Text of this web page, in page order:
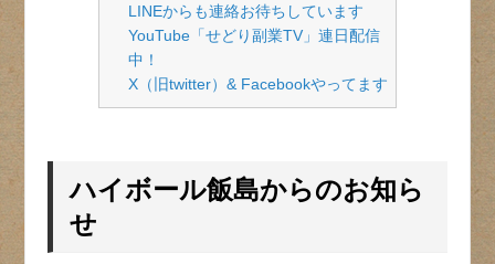
LINEからも連絡お待ちしています
YouTube「せどり副業TV」連日配信
中！
X（旧twitter）& Facebookやってます
ハイボール飯島からのお知ら
せ